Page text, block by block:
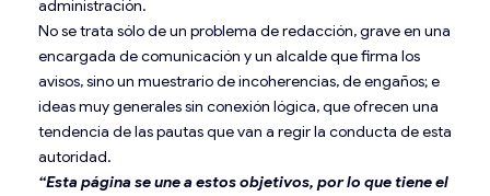
administración.
No se trata sólo de un problema de redacción, grave en una
encargada de comunicación y un alcalde que firma los
avisos, sino un muestrario de incoherencias, de engaños; e
ideas muy generales sin conexión lógica, que ofrecen una
tendencia de las pautas que van a regir la conducta de esta
autoridad.
“Esta página se une a estos objetivos, por lo que tiene el